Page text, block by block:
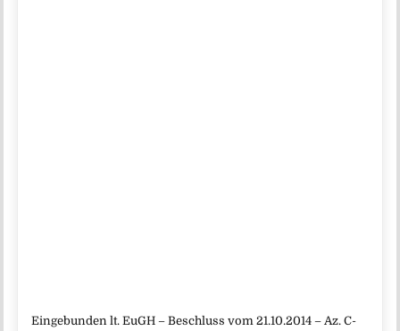
Eingebunden lt. EuGH – Beschluss vom 21.10.2014 – Az. C-